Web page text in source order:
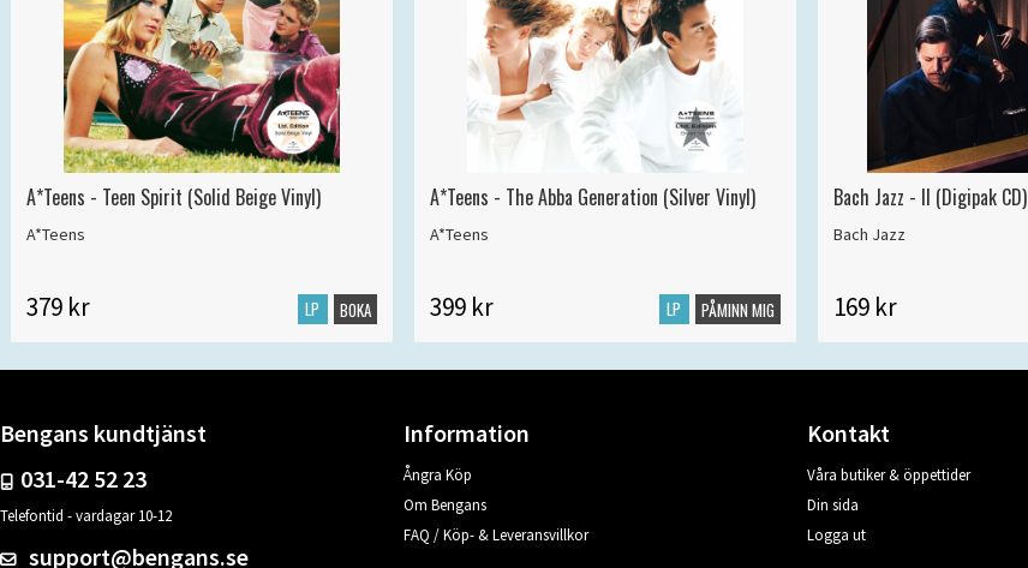
A*Teens - Teen Spirit (Solid Beige Vinyl)
A*Teens
379 kr LP BOKA
A*Teens - The Abba Generation (Silver Vinyl)
A*Teens
399 kr LP PÅMINN MIG
Bach Jazz - II (Digipak CD)
Bach Jazz
169 kr
Bengans kundtjänst
031-42 52 23
Telefontid - vardagar 10-12
support@bengans.se
Information
Ångra Köp
Om Bengans
FAQ / Köp- & Leveransvillkor
Kontakt
Våra butiker & öppettider
Din sida
Logga ut